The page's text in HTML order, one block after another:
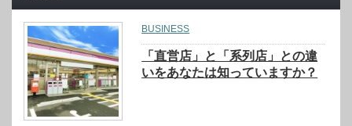
BUSINESS
「直営店」と「系列店」との違
いをあなたは知っていますか？